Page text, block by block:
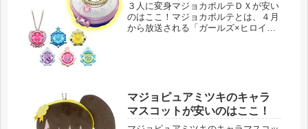
３人に変身マジョカポルテＤＸが安い
のはここ！マジョカポルテとは、４月
から放送される「ガールズ×ヒロイ
マジョピュアミツキのキャラ
マスコットが安いのはここ！